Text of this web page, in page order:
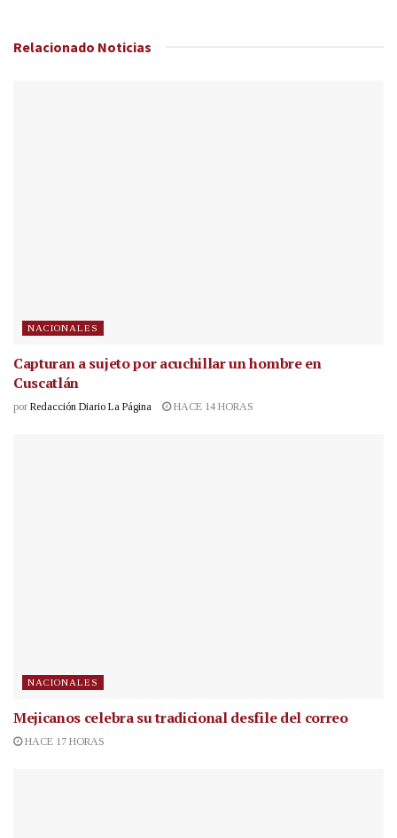
Relacionado Noticias
NACIONALES
Capturan a sujeto por acuchillar un hombre en
Cuscatlán
por Redacción Diario La Página HACE 14 HORAS
NACIONALES
Mejicanos celebra su tradicional desfile del correo
HACE 17 HORAS